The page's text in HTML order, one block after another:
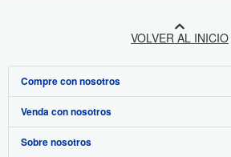
VOLVER AL INICIO
Compre con nosotros
Búsqueda avanzada
Colecciones
Venda con nosotros
Comenzar a vender
Sobre nosotros